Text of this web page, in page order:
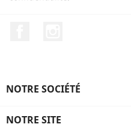
NOTRE SOCIÉTÉ
NOTRE SITE